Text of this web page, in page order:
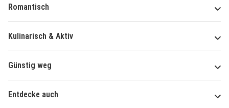
Romantisch
Kulinarisch & Aktiv
Günstig weg
Entdecke auch